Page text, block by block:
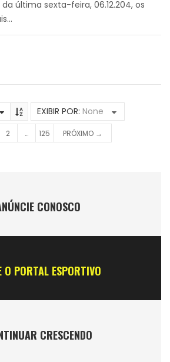
última sexta-feira, 06.12.204, os
EXIBIR POR: None
2 … 125 PRÓXIMO →
CONOSCO
O PORTAL ESPORTIVO
CRESCENDO